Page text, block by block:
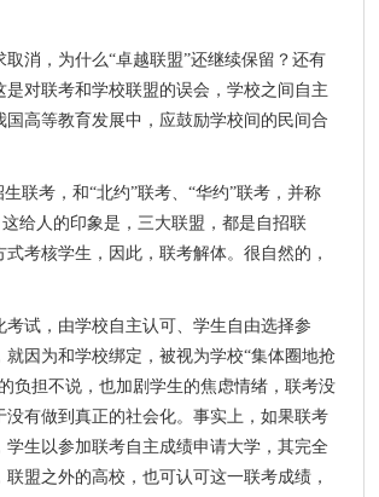
消，为什么“卓越联盟”还继续保留？还有
对联考和学校联盟的误会，学校之间自主
高等教育发展中，应鼓励学校间的民间合
联考，和“北约”联考、“华约”联考，并称
给人的印象是，三大联盟，都是自招联
考核学生，因此，联考解体。很自然的，
试，由学校自主认可、学生自由选择参
因为和学校绑定，被视为学校“集体圈地抢
负担不说，也加剧学生的焦虑情绪，联考没
有做到真正的社会化。事实上，如果联考
生以参加联考自主成绩申请大学，其完全
盟之外的高校，也可认可这一联考成绩，